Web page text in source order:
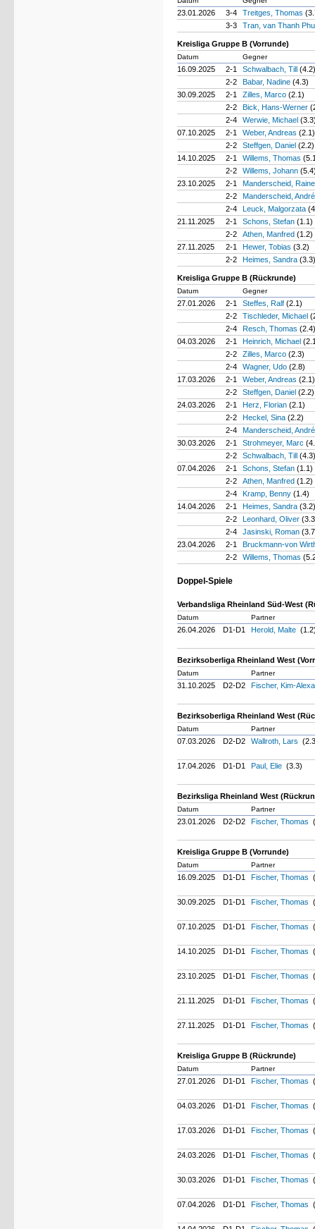
23.01.2026 3-4 Treitges, Thomas
3-3
Tran, van Thanh
Kreisliga Gruppe B (Vorrunde)
Datum Gegner
16.09.2025 2-1 Schwalbach, Till (4.2)
2-2
Babar, Nadine (4.3)
30.09.2025
2-1 Zilles, Marco (2.1)
2-2
Bick, Hans-Werner
2-4
Werwie, Michael
07.10.2025
2-1 Weber, Andreas (2.1)
2-2
Steffgen, Daniel (2.2)
14.10.2025
2-1 Willems, Thomas
2-2
Willems, Johann
23.10.2025
2-1
Manderscheid,
2-2
Manderscheid,
2-4
Leuck, Malgorzata
21.11.2025
2-1 Schons, Stefan (1.1)
2-2
Athen, Manfred (1.2)
27.11.2025
2-1 Hewer, Tobias (3.2)
2-2
Heimes, Sandra (3.3)
Kreisliga Gruppe B (Rückrunde)
Datum Gegner
27.01.2026 2-1 Steffes, Ralf (2.1)
2-2
Tischleder, Michael
2-4
Resch, Thomas (2.4)
04.03.2026
2-1 Heinrich, Michael
2-2
Zilles, Marco (2.3)
2-4
Wagner, Udo (2.8)
17.03.2026
2-1 Weber, Andreas (2.1)
2-2
Steffgen, Daniel (2.2)
24.03.2026
2-1 Herz, Florian (2.1)
2-2
Heckel, Sina (2.2)
2-4
Manderscheid,
30.03.2026
2-1 Strohmeyer, Marc
2-2
Schwalbach, Till (4.3)
07.04.2026
2-1 Schons, Stefan (1.1)
2-2
Athen, Manfred (1.2)
2-4
Kramp, Benny (1.4)
14.04.2026
2-1 Heimes, Sandra (3.2)
2-2
Leonhard, Oliver
2-4
Jasinski, Roman
23.04.2026
2-1
Bruckmann-von
2-2
Willems, Thomas
Doppel-Spiele
Verbandsliga Rheinland Süd-West
Datum Partner
26.04.2026 D1-D1 Herold, Malte
Bezirksoberliga Rheinland West
Datum Partner
31.10.2025 D2-D2 Fischer, Kim-
Bezirksoberliga Rheinland West
Datum Partner
07.03.2026 D2-D2 Wallroth, Lars
17.04.2026 D1-D1 Paul, Elie (3.3)
Bezirksliga Rheinland West
Datum Partner
23.01.2026 D2-D2 Fischer, Thomas
Kreisliga Gruppe B (Vorrunde)
Datum Partner
16.09.2025 D1-D1 Fischer, Thomas
30.09.2025 D1-D1 Fischer, Thomas
07.10.2025 D1-D1 Fischer, Thomas
14.10.2025 D1-D1 Fischer, Thomas
23.10.2025 D1-D1 Fischer, Thomas
21.11.2025 D1-D1 Fischer, Thomas
27.11.2025 D1-D1 Fischer, Thomas
Kreisliga Gruppe B (Rückrunde)
Datum Partner
27.01.2026 D1-D1 Fischer, Thomas
04.03.2026 D1-D1 Fischer, Thomas
17.03.2026 D1-D1 Fischer, Thomas
24.03.2026 D1-D1 Fischer, Thomas
30.03.2026 D1-D1 Fischer, Thomas
07.04.2026 D1-D1 Fischer, Thomas